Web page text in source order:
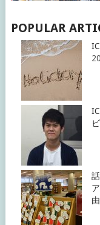
POPULAR
由